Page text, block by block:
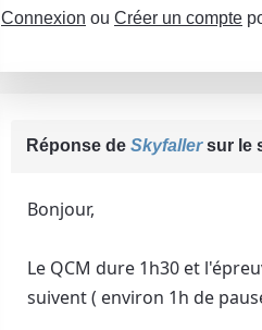
Connexion ou Créer un compte
Réponse de Skyfallersur le
Bonjour,
Le QCM dure 1h30 et
suivent ( environ 1h de